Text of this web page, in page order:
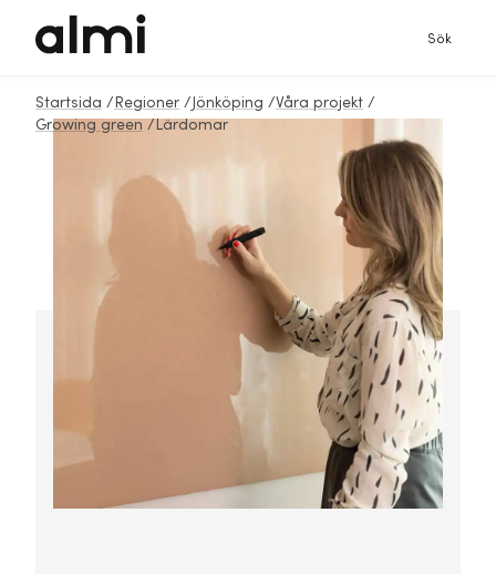
Sök
Startsida / Regioner / Jönköping /Våra projekt /
Growing green / Lärdomar